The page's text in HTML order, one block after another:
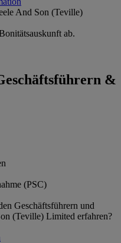
And Son (Teville)
ab.
&
(PSC)
Geschäftsführern und
(Teville) Limited erfahren?